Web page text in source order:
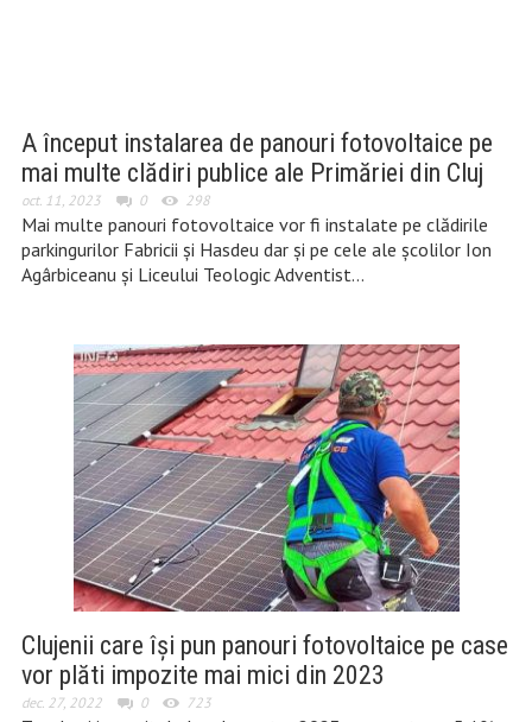
A început instalarea de panouri fotovoltaice pe
mai multe clădiri publice ale Primăriei din Cluj
oct. 11, 2023 0 298
Mai multe panouri fotovoltaice vor fi instalate pe clădirile
parkingurilor Fabricii și Hasdeu dar și pe cele ale școlilor Ion
Agârbiceanu și Liceului Teologic Adventist…
Clujenii care își pun panouri fotovoltaice pe case
vor plăti impozite mai mici din 2023
dec. 27, 2022 0 723